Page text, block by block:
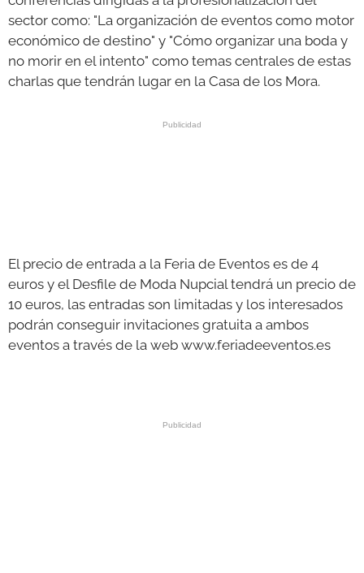
sector como: "La organización de eventos como motor
económico de destino" y "Cómo organizar una boda y
no morir en el intento" como temas centrales de estas
charlas que tendrán lugar en la Casa de los Mora.
El precio de entrada a la Feria de Eventos es de 4
euros y el Desfile de Moda Nupcial tendrá un precio de
10 euros, las entradas son limitadas y los interesados
podrán conseguir invitaciones gratuita a ambos
eventos a través de la web www.feriadeeventos.es